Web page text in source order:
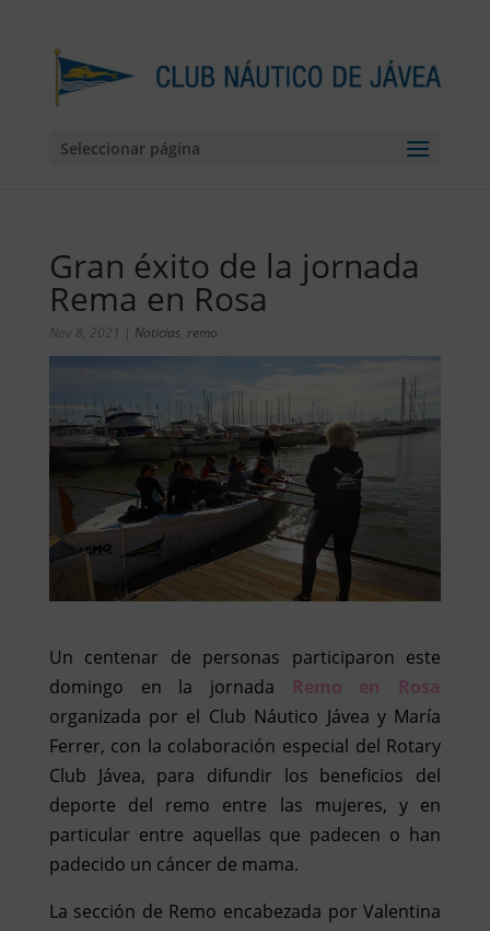
Seleccionar página
Gran éxito de la jornada
Rema en Rosa
Nov 8, 2021 | Noticias, remo
Un centenar de personas participaron este
domingo en la jornada
Remo en Rosa
organizada por el Club Náutico Jávea y María
Ferrer, con la colaboración especial del Rotary
Club Jávea, para difundir los beneficios del
deporte del remo entre las mujeres, y en
particular entre aquellas que padecen o han
padecido un cáncer de mama.
La sección de Remo encabezada por Valentina